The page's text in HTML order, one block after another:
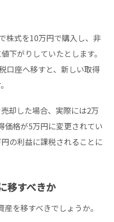
株式を10万円で購入し、非
下がりしていたとします。
口座へ移すと、新しい取得
却した場合、実際には2万
価格が5万円に変更されてい
の利益に課税されることに
移すべきか
を移すべきでしょうか。